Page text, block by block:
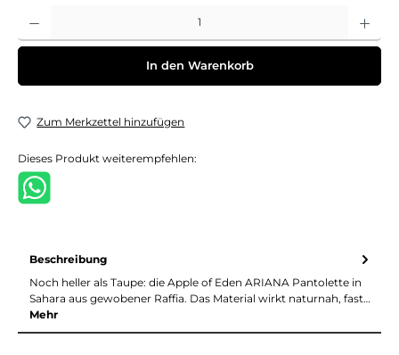
In den Warenkorb
Zum Merkzettel hinzufügen
Dieses Produkt weiterempfehlen:
Beschreibung
Noch heller als Taupe: die Apple of Eden ARIANA Pantolette in
Sahara aus gewobener Raffia. Das Material wirkt naturnah, fast…
Mehr